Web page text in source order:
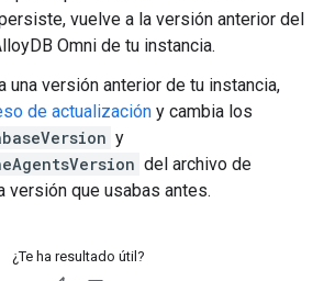
vuelve a la versión anterior del
Omni de tu instancia.
una versión anterior de tu instancia,
de actualización y cambia los
y
del archivo de
versión que usabas antes.
¿Te ha resultado útil?